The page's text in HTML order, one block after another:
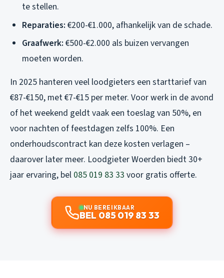
te stellen.
Reparaties: €200-€1.000, afhankelijk van de schade.
Graafwerk: €500-€2.000 als buizen vervangen
moeten worden.
In 2025 hanteren veel loodgieters een starttarief van
€87-€150, met €7-€15 per meter. Voor werk in de avond
of het weekend geldt vaak een toeslag van 50%, en
voor nachten of feestdagen zelfs 100%. Een
onderhoudscontract kan deze kosten verlagen –
daarover later meer. Loodgieter Woerden biedt 30+
jaar ervaring, bel 085 019 83 33 voor gratis offerte.
NU BEREIKBAAR
BEL 085 019 83 33